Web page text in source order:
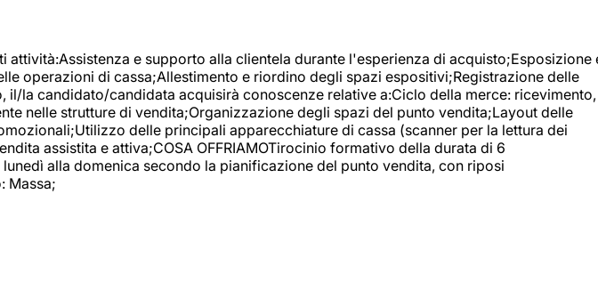
e supporto alla clientela durante l'esperienza di acquisto;Esposizione
operazioni di cassa;Allestimento e riordino degli spazi espositivi;Registrazione delle
il/la candidato/candidata acquisirà conoscenze relative a:Ciclo della merce: ricevimento,
nelle strutture di vendita;Organizzazione degli spazi del punto vendita;Layout delle
delle principali apparecchiature di cassa (scanner per la lettura dei
assistita e attiva;COSA OFFRIAMOTirocinio formativo della durata di 6
alla domenica secondo la pianificazione del punto vendita, con riposi
Massa;